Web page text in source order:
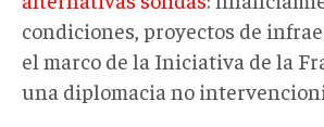
condiciones, proyectos de
el marco de la Iniciativa de la
una diplomacia no